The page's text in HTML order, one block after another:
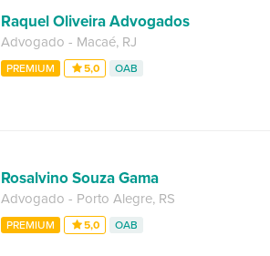
Raquel Oliveira Advogados
Advogado - Macaé, RJ
PREMIUM 5,0 OAB
Rosalvino Souza Gama
Advogado - Porto Alegre, RS
PREMIUM 5,0 OAB